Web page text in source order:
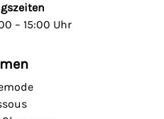
– 15:00 Uhr